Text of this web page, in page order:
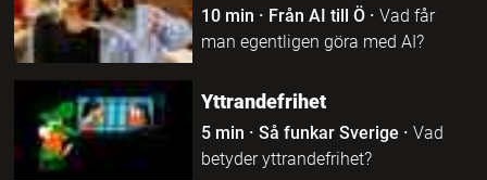
10 min · Från AI till Ö· Vad får
man egentligen göra med AI?
Yttrandefrihet
5 min · Så funkar Sverige · Vad
betyder yttrandefrihet?